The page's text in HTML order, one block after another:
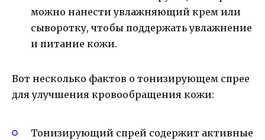
можно нанести увлажняющий крем или
сыворотку, чтобы поддержать увлажнение
и питание кожи.
Вот несколько фактов о тонизирующем спрее
для улучшения кровообращения кожи:
Тонизирующий спрей содержит активные